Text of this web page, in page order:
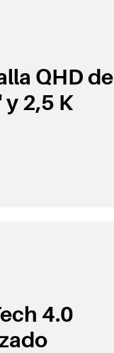
QHD de
y 2,5 K
4.0